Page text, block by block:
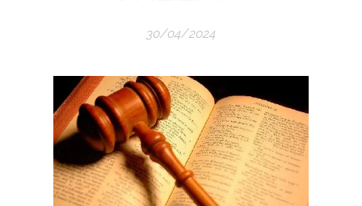
30/04/2024